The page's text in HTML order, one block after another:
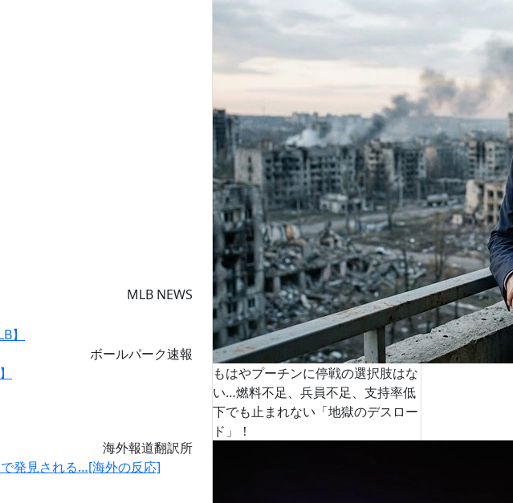
MLB NEWS
ボールパーク速報
海外報道翻訳所
発見される…[海外の反応]
もはやプーチンに停戦の選択肢はな
い…燃料不足、兵員不足、支持率低
下でも止まれない「地獄のデスロー
ド」！